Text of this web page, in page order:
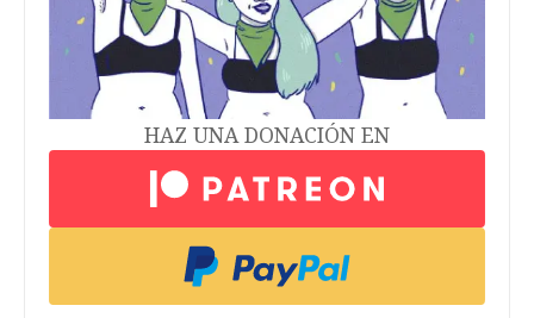
HAZ UNA DONACIÓN EN